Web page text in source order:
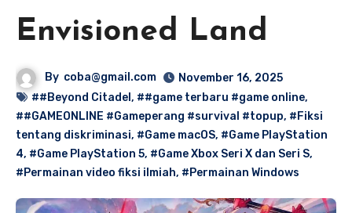
Envisioned Land
By coba@gmail.com
November 16, 2025
##Beyond Citadel , ##game terbaru #game online,
##GAMEONLINE #Gameperang #survival #topup, #Fiksi
tentang diskriminasi, #Game macOS, #Game PlayStation
4, #Game PlayStation 5, #Game Xbox Seri X dan Seri S,
#Permainan video fiksi ilmiah, #Permainan Windows